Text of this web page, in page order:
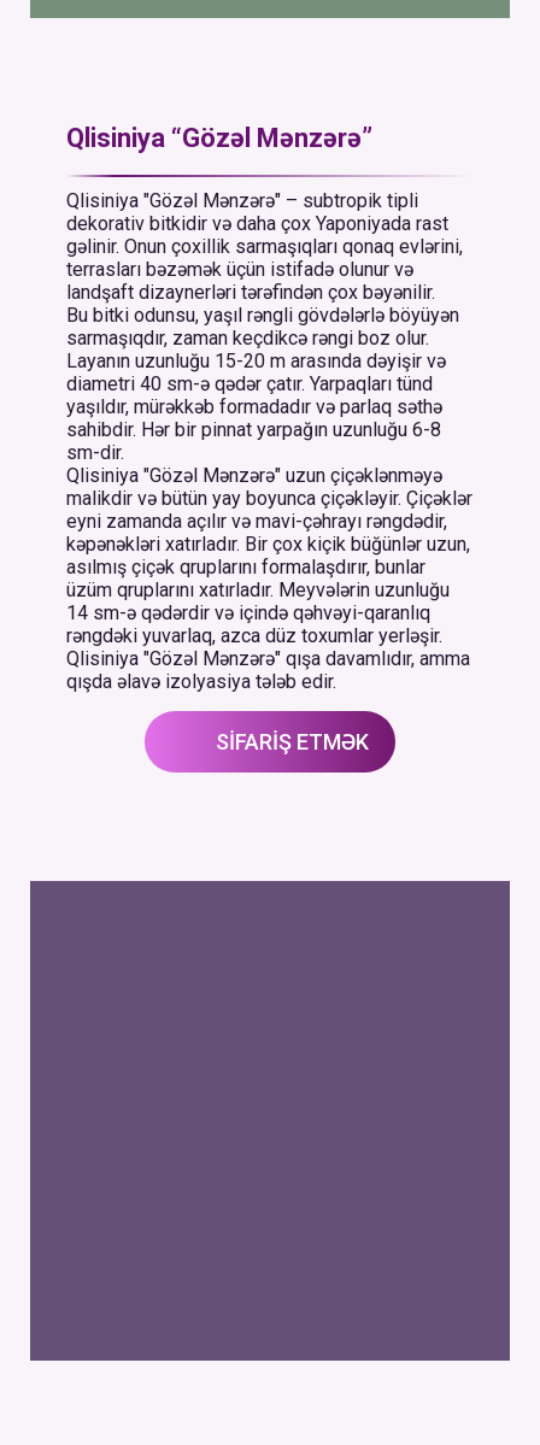
Qlisiniya “Gözəl Mənzərə”
Qlisiniya "Gözəl Mənzərə" – subtropik tipli
dekorativ bitkidir və daha çox Yaponiyada rast
gəlinir. Onun çoxillik sarmaşıqları qonaq evlərini,
terrasları bəzəmək üçün istifadə olunur və
landşaft dizaynerləri tərəfindən çox bəyənilir.
Bu bitki odunsu, yaşıl rəngli gövdələrlə böyüyən
sarmaşıqdır, zaman keçdikcə rəngi boz olur.
Layanın uzunluğu 15-20 m arasında dəyişir və
diametri 40 sm-ə qədər çatır. Yarpaqları tünd
yaşıldır, mürəkkəb formadadır və parlaq səthə
sahibdir. Hər bir pinnat yarpağın uzunluğu 6-8
sm-dir.
Qlisiniya "Gözəl Mənzərə" uzun çiçəklənməyə
malikdir və bütün yay boyunca çiçəkləyir. Çiçəklər
eyni zamanda açılır və mavi-çəhrayı rəngdədir,
kəpənəkləri xatırladır. Bir çox kiçik büğünlər uzun,
asılmış çiçək qruplarını formalaşdırır, bunlar
üzüm qruplarını xatırladır. Meyvələrin uzunluğu
14 sm-ə qədərdir və içində qəhvəyi-qaranlıq
rəngdəki yuvarlaq, azca düz toxumlar yerləşir.
Qlisiniya "Gözəl Mənzərə" qışa davamlıdır, amma
qışda əlavə izolyasiya tələb edir.
SİFARİŞ ETMƏK